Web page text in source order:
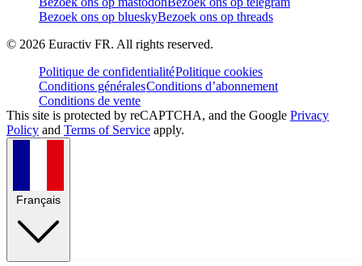
Bezoek ons op blueskyBezoek ons op threads
© 2026 Euractiv FR. All rights reserved.
Politique de confidentialitéPolitique cookies
Conditions généralesConditions d’abonnement
Conditions de vente
This site is protected by reCAPTCHA, and the Google Privacy
Policy and Terms of Service apply.
Français